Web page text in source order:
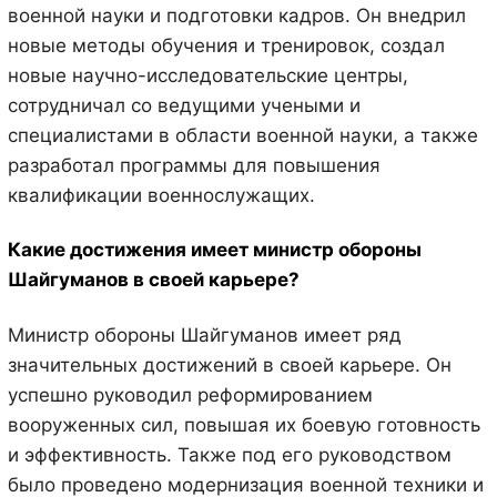
военной науки и подготовки кадров. Он внедрил
новые методы обучения и тренировок, создал
новые научно-исследовательские центры,
сотрудничал со ведущими учеными и
специалистами в области военной науки, а также
разработал программы для повышения
квалификации военнослужащих.
Какие достижения имеет министр обороны
Шайгуманов в своей карьере?
Министр обороны Шайгуманов имеет ряд
значительных достижений в своей карьере. Он
успешно руководил реформированием
вооруженных сил, повышая их боевую готовность
и эффективность. Также под его руководством
было проведено модернизация военной техники и